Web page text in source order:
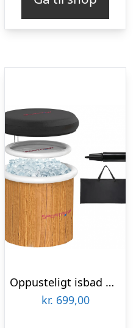
Oppusteligt isbad med dække Ø85 cm
kr. 699,00